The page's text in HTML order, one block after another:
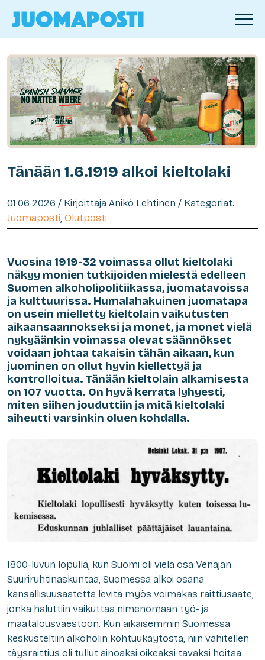
Tänään 1.6.1919 alkoi kieltolaki
01.06.2026 / Kirjoittaja Anikó Lehtinen / Kategoriat:
Juomaposti, Olutposti
Vuosina 1919-32 voimassa ollut kieltolaki
näkyy monien tutkijoiden mielestä edelleen
Suomen alkoholipolitiikassa, juomatavoissa
ja kulttuurissa. Humalahakuinen juomatapa
on usein mielletty kieltolain vaikutusten
aikaansaannokseksi ja monet, ja monet vielä
nykyäänkin voimassa olevat säännökset
voidaan johtaa takaisin tähän aikaan, kun
juominen on ollut hyvin kiellettyä ja
kontrolloitua. Tänään kieltolain alkamisesta
on 107 vuotta. On hyvä kerrata lyhyesti,
miten siihen jouduttiin ja mitä kieltolaki
aiheutti varsinkin oluen kohdalla.
1800-luvun lopulla, kun Suomi oli vielä osa Venäjän
Suuriruhtinaskuntaa, Suomessa alkoi osana
kansallisuusaatetta levitä myös voimakas raittiusaate,
jonka haluttiin vaikuttaa nimenomaan työ- ja
maatalousväestöön. Kun aikaisemmin Suomessa
keskusteltiin alkoholin kohtuukäytöstä, niin vähitellen
täysraittius oli tullut ainoaksi oikeaksi tavaksi hoitaa